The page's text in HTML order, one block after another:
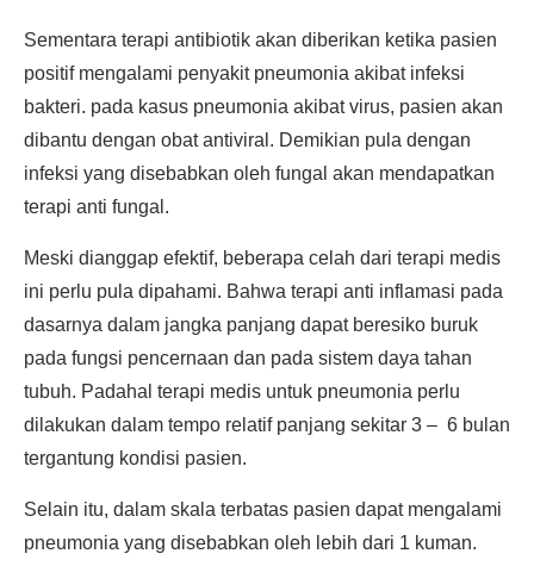
Sementara terapi antibiotik akan diberikan ketika pasien
positif mengalami penyakit pneumonia akibat infeksi
bakteri. pada kasus pneumonia akibat virus, pasien akan
dibantu dengan obat antiviral. Demikian pula dengan
infeksi yang disebabkan oleh fungal akan mendapatkan
terapi anti fungal.
Meski dianggap efektif, beberapa celah dari terapi medis
ini perlu pula dipahami. Bahwa terapi anti inflamasi pada
dasarnya dalam jangka panjang dapat beresiko buruk
pada fungsi pencernaan dan pada sistem daya tahan
tubuh. Padahal terapi medis untuk pneumonia perlu
dilakukan dalam tempo relatif panjang sekitar 3 – 6 bulan
tergantung kondisi pasien.
Selain itu, dalam skala terbatas pasien dapat mengalami
pneumonia yang disebabkan oleh lebih dari 1 kuman.